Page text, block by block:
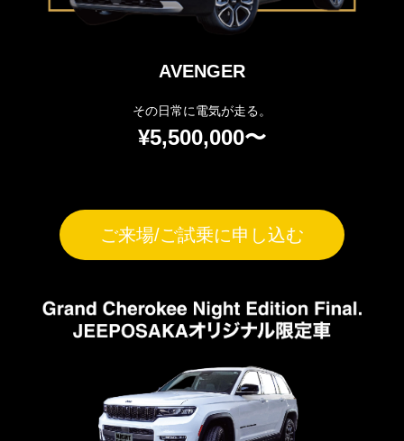
AVENGER
その日常に電気が走る。
¥5,500,000〜
ご来場/ご試乗に申し込む